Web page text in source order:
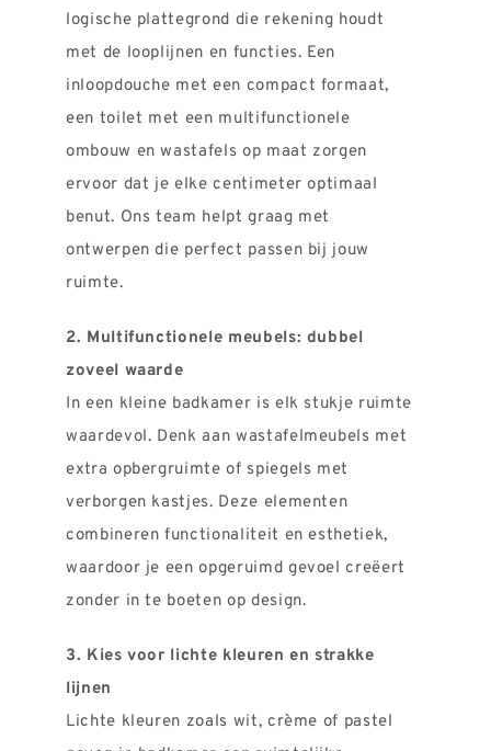
logische plattegrond die rekening houdt
met de looplijnen en functies. Een
inloopdouche met een compact formaat,
een toilet met een multifunctionele
ombouw en wastafels op maat zorgen
ervoor dat je elke centimeter optimaal
benut. Ons team helpt graag met
ontwerpen die perfect passen bij jouw
ruimte.
2. Multifunctionele meubels: dubbel
zoveel waarde
In een kleine badkamer is elk stukje ruimte
waardevol. Denk aan wastafelmeubels met
extra opbergruimte of spiegels met
verborgen kastjes. Deze elementen
combineren functionaliteit en esthetiek,
waardoor je een opgeruimd gevoel creëert
zonder in te boeten op design.
3. Kies voor lichte kleuren en strakke
lijnen
Lichte kleuren zoals wit, crème of pastel